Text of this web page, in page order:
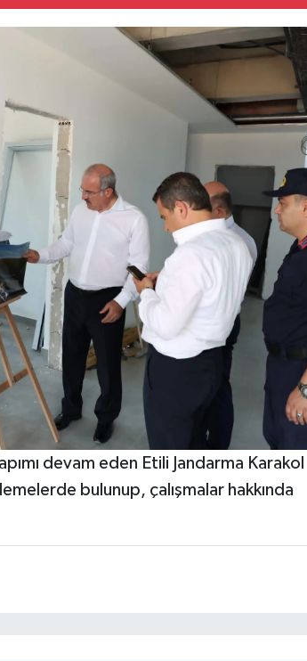
devam eden Etili Jandarma Karakol
bulunup, çalışmalar hakkında